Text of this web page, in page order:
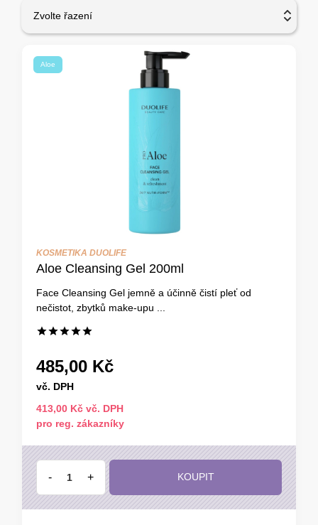
Zvolte řazení
Aloe
KOSMETIKA DUOLIFE
Aloe Cleansing Gel 200ml
Face Cleansing Gel jemně a účinně čistí pleť od
nečistot, zbytků make-upu ...
485,00 Kč
vč. DPH
413,00 Kč vč. DPH
pro reg. zákazníky
- + KOUPIT